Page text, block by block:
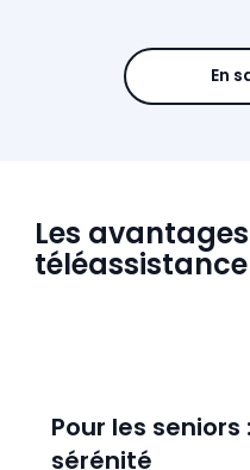
Les
Pour les
sérénité
En